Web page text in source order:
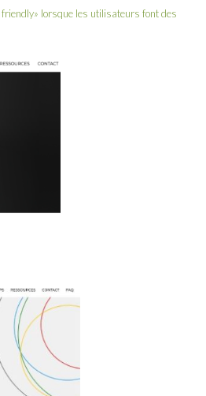
lorsque les utilisateurs font des